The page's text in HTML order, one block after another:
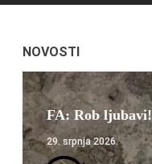
NOVOSTI
FA: Rob ljubavi!
29. srpnja 2026.